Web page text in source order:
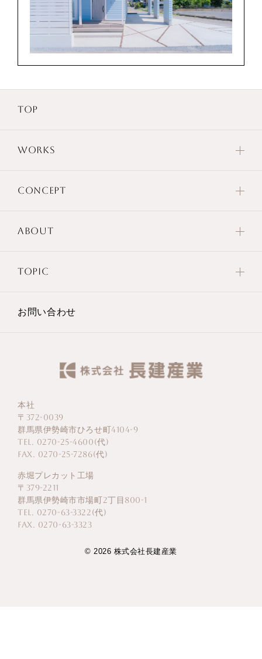
TOP
WORKS
CONCEPT
ABOUT
TOPIC
お問い合わせ
本社
〒372-0039
群馬県伊勢崎市ひろせ町4104-9
TEL. 0270-25-4600(代)
FAX. 0270-25-7286(代)
赤堀プレカット工場
〒379-2211
群馬県伊勢崎市市場町2丁目800-1
TEL. 0270-63-3322(代)
FAX. 0270-63-3323
© 2026 株式会社長建産業